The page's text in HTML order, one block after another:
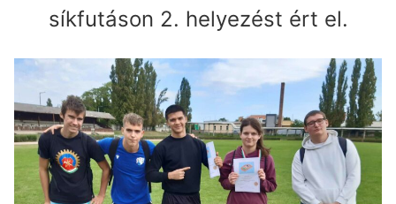
síkfutáson 2. helyezést ért el.